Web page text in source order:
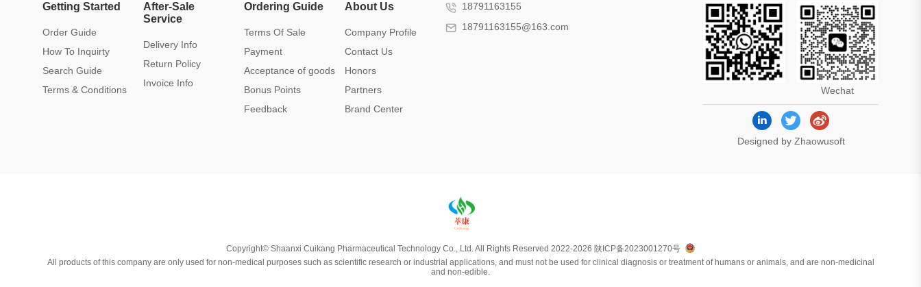
Getting Started
Order Guide
How To Inquirty
Search Guide
Terms & Conditions
After-Sale
Service
Delivery Info
Return Policy
Invoice Info
Ordering Guide
Terms Of Sale
Payment
Acceptance of goods
Bonus Points
Feedback
About Us
Company Profile
Contact Us
Honors
Partners
Brand Center
18791163155
18791163155@163.com
Wechat
Designed by Zhaowusoft
Copyright© Shaanxi Cuikang Pharmaceutical Technology Co., Ltd. All Rights Reserved 2022-2026 陕ICP备2023001270号
All products of this company are only used for non-medical purposes such as scientific research or industrial applications, and must not be used for clinical diagnosis or treatment of humans or animals, and are non-medicinal
and non-edible.